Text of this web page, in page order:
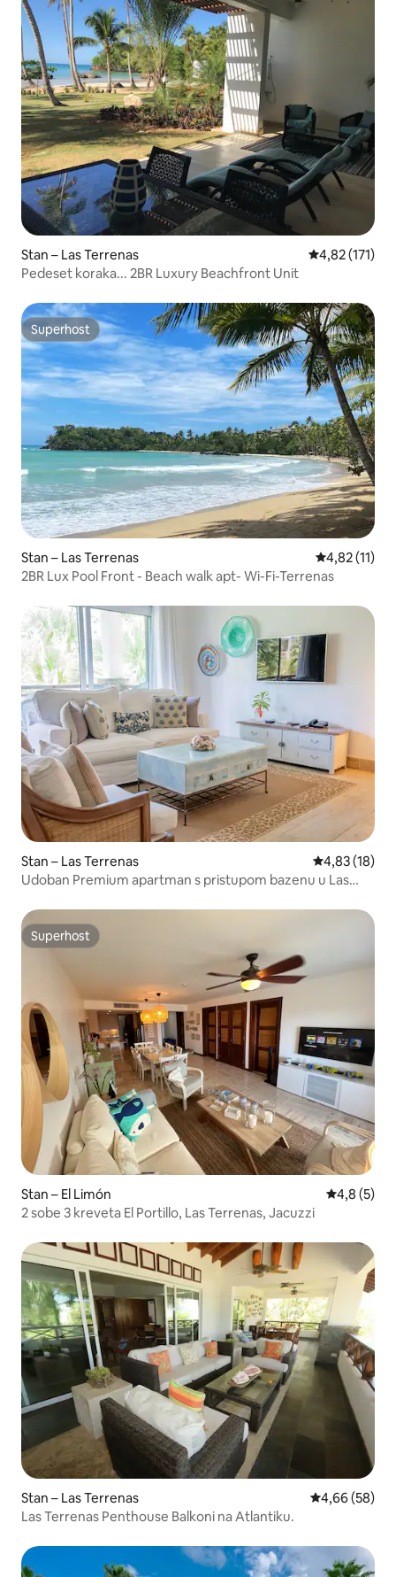
Stan – Las Terrenas Prosječna
4,82 (171)
Pedeset koraka... 2BR Luxury Beachfront Unit
Superhost
Superhost
Stan – Las Terrenas Prosječna
4,82 (11)
2BR Lux Pool Front - Beach walk apt- Wi-Fi-Terrenas
Stan – Las Terrenas Prosječna
4,83 (18)
Udoban Premium apartman s pristupom bazenu u Las
Superhost
Superhost
Stan – El Limón Prosječna
4,8 (5)
2 sobe 3 kreveta El Portillo, Las Terrenas, Jacuzzi
Stan – Las Terrenas Prosječna
4,66 (58)
Las Terrenas Penthouse Balkoni na Atlantiku.